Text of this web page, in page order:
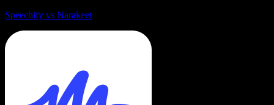
Speechify vs Narakeet